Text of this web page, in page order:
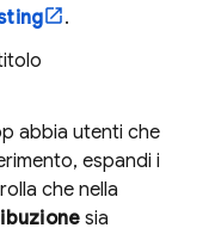
.
abbia utenti che
espandi i
che nella
sia